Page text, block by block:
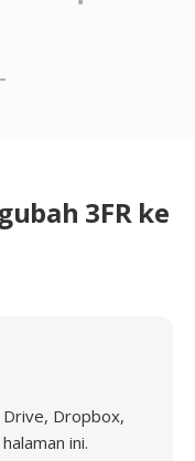
3FR ke
Dropbox,
ini.